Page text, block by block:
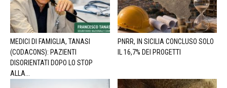
MEDICI DI FAMIGLIA, TANASI
(CODACONS): PAZIENTI
DISORIENTATI DOPO LO STOP
ALLA...
PNRR, IN SICILIA CONCLUSO SOLO
IL 16,7% DEI PROGETTI